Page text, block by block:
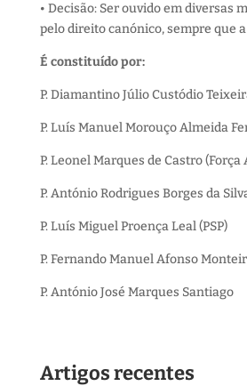
• Decisão: Ser ouvido em diversas
pelo direito canónico, sempre que
É constituído por:
P. Diamantino Júlio Custódio
P. Luís Manuel Morouço Almeida
P. Leonel Marques de Castro (Força
P. António Rodrigues Borges da
P. Luís Miguel Proença Leal (PSP)
P. Fernando Manuel Afonso
P. António José Marques Santiago
Artigos recentes